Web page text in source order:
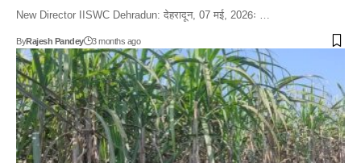
New Director IISWC Dehradun: देहरादून, 07 मई, 2026ः …
ByRajesh Pandey 3 months ago